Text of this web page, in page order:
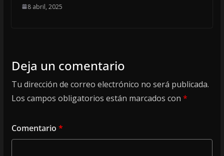
8 abril, 2025
Deja un comentario
Tu dirección de correo electrónico no será publicada.
Los campos obligatorios están marcados con *
Comentario *